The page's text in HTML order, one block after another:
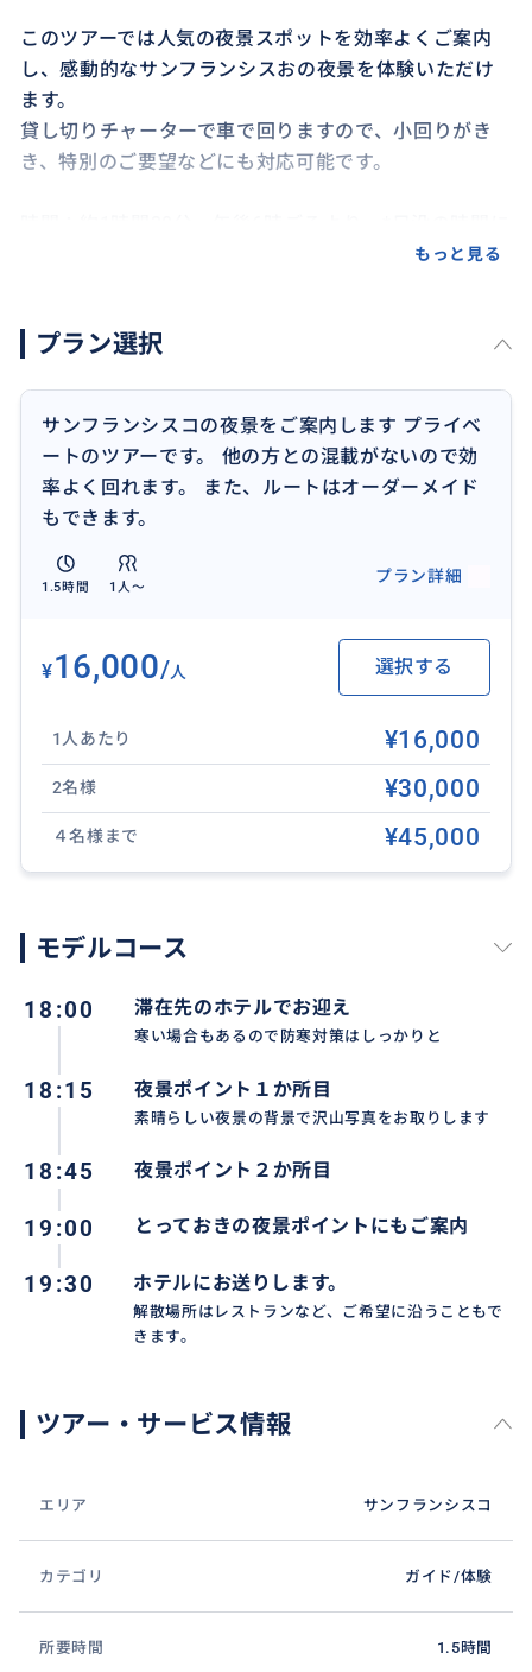
このツアーでは人気の夜景スポットを効率よくご案内
し、感動的なサンフランシスおの夜景を体験いただけ
ます。
貸し切りチャーターで車で回りますので、小回りがき
き、特別のご要望などにも対応可能です。
あります。
ます
おすすめ
もっと見る
プラン選択
サンフランシスコの夜景をご案内します プライベ
ートのツアーです。 他の方との混載がないので効
率よく回れます。 また、ルートはオーダーメイド
もできます。
1.5時間 1人〜
プラン詳細
¥16,000/人 選択する
1人あたり ¥16,000
2名様 ¥30,000
４名様まで ¥45,000
モデルコース
18:00 滞在先のホテルでお迎え
寒い場合もあるので防寒対策はしっかりと
18:15 夜景ポイント１か所目
素晴らしい夜景の背景で沢山写真をお取りします
18:45 夜景ポイント２か所目
19:00 とっておきの夜景ポイントにもご案内
19:30 ホテルにお送りします。
解散場所はレストランなど、ご希望に沿うこともで
きます。
ツアー・サービス情報
エリア サンフランシスコ
カテゴリ ガイド/体験
所要時間 1.5時間